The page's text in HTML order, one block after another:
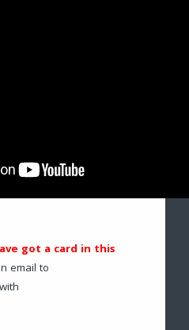
got a card in this
email to